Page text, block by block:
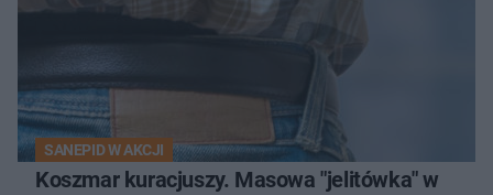
SANEPID W AKCJI
Koszmar kuracjuszy. Masowa "jelitówka" w